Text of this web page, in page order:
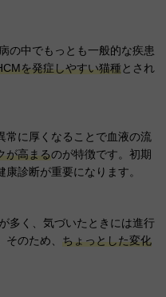
の中でもっとも一般的な疾患
を発症しやすい猫種とされ
常に厚くなることで血液の流
が高まるのが特徴です。初期
診断が重要になります。
多く、気づいたときには進行
のため、 ちょっとした変化